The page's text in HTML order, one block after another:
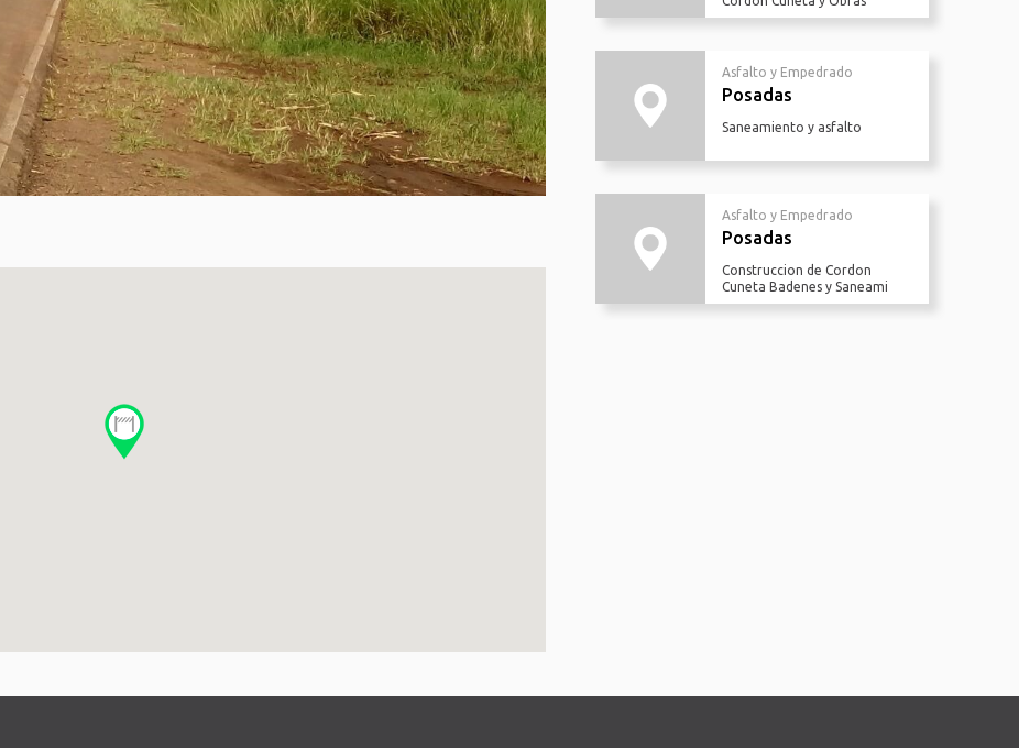
Asfalto y Empedrado
Posadas
Saneamiento y asfalto
Asfalto y Empedrado
Posadas
Construccion de Cordon
Cuneta Badenes y Saneami